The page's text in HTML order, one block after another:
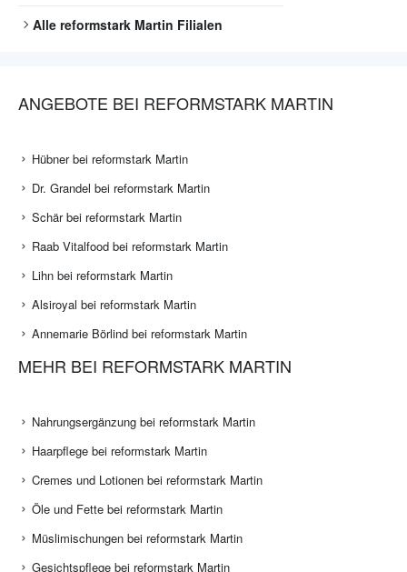
Alle reformstark Martin Filialen
ANGEBOTE BEI REFORMSTARK MARTIN
Hübner bei reformstark Martin
Dr. Grandel bei reformstark Martin
Schär bei reformstark Martin
Raab Vitalfood bei reformstark Martin
Lihn bei reformstark Martin
Alsiroyal bei reformstark Martin
Annemarie Börlind bei reformstark Martin
MEHR BEI REFORMSTARK MARTIN
Nahrungsergänzung bei reformstark Martin
Haarpflege bei reformstark Martin
Cremes und Lotionen bei reformstark Martin
Öle und Fette bei reformstark Martin
Müslimischungen bei reformstark Martin
Gesichtspflege bei reformstark Martin